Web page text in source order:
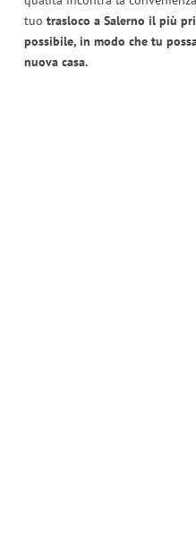
tuo trasloco a Salerno il più
possibile, in modo che tu
nuova casa.